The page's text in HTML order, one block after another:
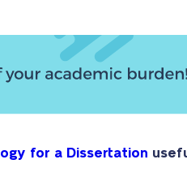
for a Dissertation